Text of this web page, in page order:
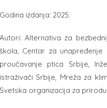
Godina izdanja: 2025.
Autori: Alternativa za
škola, Centar za
proučavanje ptica Srbije,
istraživači Srbije, Mreža za
Svetska organizacija za